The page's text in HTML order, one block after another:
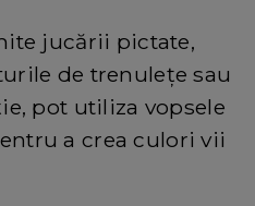
jucării pictate,
de trenulețe sau
pot utiliza vopsele
a crea culori vii